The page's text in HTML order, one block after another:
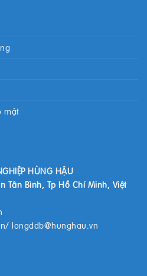
mật
HÙNG HẬU
Tân Bình, Tp Hồ Chí Minh, Việt
/ longddb@hunghau.vn